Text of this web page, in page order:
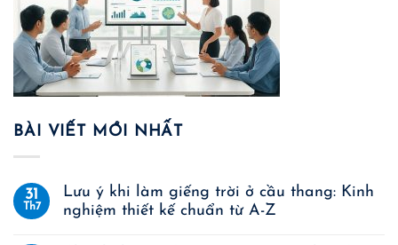
BÀI VIẾT MỚI NHẤT
31
Th7
Lưu ý khi làm giếng trời ở cầu thang: Kinh
nghiệm thiết kế chuẩn từ A-Z